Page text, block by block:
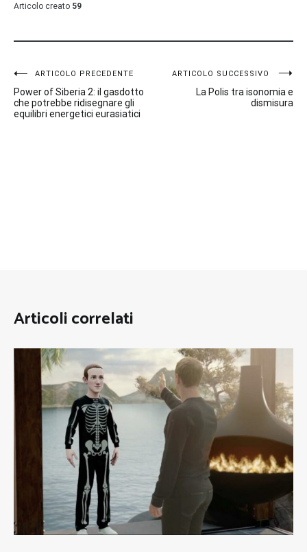
Articolo creato 59
Navigazione
articoli
ARTICOLO PRECEDENTE
Power of Siberia 2: il gasdotto
che potrebbe ridisegnare gli
equilibri energetici eurasiatici
ARTICOLO SUCCESSIVO
La Polis tra isonomia e
dismisura
Articoli correlati